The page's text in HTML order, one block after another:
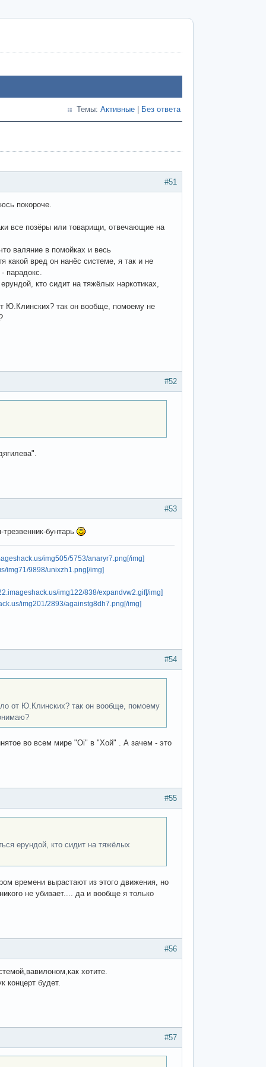
Темы: Активные Без ответа
#51
покороче.
все позёры или товарищи, отвечающие на
валяние в помойках и весь
какой вред он нанёс системе, я так и не
парадокс.
кто сидит на тяжёлых наркотиках,
Ю.Клинских? так он вообще, помоему не
#52
#53
бунтарь
img505/5753/anaryr7.png[/img]
img71/9898/unixzh1.png[/img]
img122/838/expandvw2.gif[/img]
img201/2893/againstg8dh7.png[/img]
#54
от Ю.Клинских? так он вообще, помоему
во всем мире "Oi" в "Хой" . А зачем - это
#55
ерундой, кто сидит на тяжёлых
времени вырастают из этого движения, но
не убивает.... да и вообще я только
#56
хотите.
концерт будет.
#57